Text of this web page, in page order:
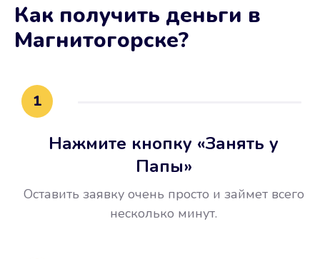
Не потребовались справки, залоги
и поручители. Папа вам доверяет.
Как получить деньги в
Магнитогорске?
1
Нажмите кнопку «Занять у
Папы»
Оставить заявку очень просто и займет всего
несколько минут.